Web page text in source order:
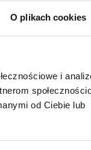
O plikach cookies
i
od Ciebie lub
KOKULETTER
Wiadomości, trendy i
możesz uzyskać, jeśli
kokuletter :)